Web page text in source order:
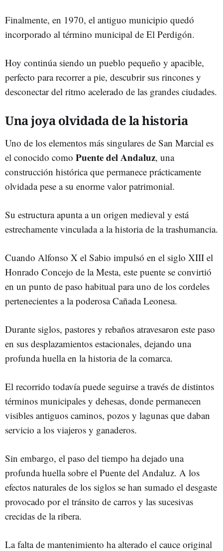
Finalmente, en 1970, el antiguo municipio quedó
incorporado al término municipal de El Perdigón.
Hoy continúa siendo un pueblo pequeño y apacible,
perfecto para recorrer a pie, descubrir sus rincones y
desconectar del ritmo acelerado de las grandes ciudades.
Una joya olvidada de la historia
Uno de los elementos más singulares de San Marcial es
el conocido como Puente del Andaluz, una
construcción histórica que permanece prácticamente
olvidada pese a su enorme valor patrimonial.
Su estructura apunta a un origen medieval y está
estrechamente vinculada a la historia de la trashumancia.
Cuando Alfonso X el Sabio impulsó en el siglo XIII el
Honrado Concejo de la Mesta, este puente se convirtió
en un punto de paso habitual para uno de los cordeles
pertenecientes a la poderosa Cañada Leonesa.
Durante siglos, pastores y rebaños atravesaron este paso
en sus desplazamientos estacionales, dejando una
profunda huella en la historia de la comarca.
El recorrido todavía puede seguirse a través de distintos
términos municipales y dehesas, donde permanecen
visibles antiguos caminos, pozos y lagunas que daban
servicio a los viajeros y ganaderos.
Sin embargo, el paso del tiempo ha dejado una
profunda huella sobre el Puente del Andaluz. A los
efectos naturales de los siglos se han sumado el desgaste
provocado por el tránsito de carros y las sucesivas
crecidas de la ribera.
La falta de mantenimiento ha alterado el cauce original